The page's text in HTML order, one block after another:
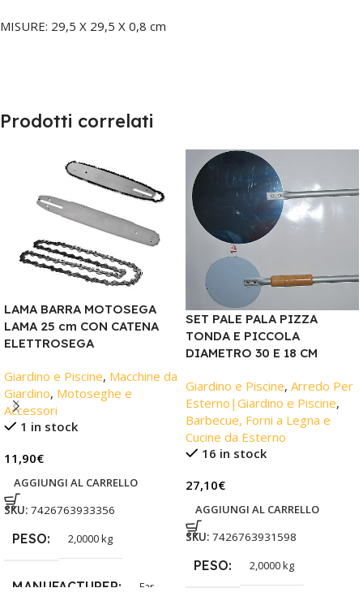
MISURE: 29,5 X 29,5 X 0,8 cm
Prodotti correlati
LAMA BARRA MOTOSEGA
LAMA 25 cm CON CATENA
ELETTROSEGA
Giardino e Piscine, Macchine da
Giardino, Motoseghe e
Accessori
1 in stock
11,90€
AGGIUNGI AL CARRELLO
SKU: 7426763933356
PESO 2,0000 kg
MANUFACTURER Far
SET PALE PALA PIZZA
TONDA E PICCOLA
DIAMETRO 30 E 18 CM
Giardino e Piscine, Arredo Per
Esterno|Giardino e Piscine,
Barbecue, Forni a Legna e
Cucine da Esterno
16 in stock
27,10€
AGGIUNGI AL CARRELLO
SKU: 7426763931598
PESO 2,0000 kg